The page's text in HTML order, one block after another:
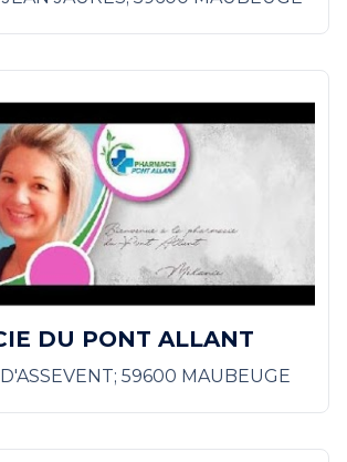
DU PONT ALLANT
59600 MAUBEUGE